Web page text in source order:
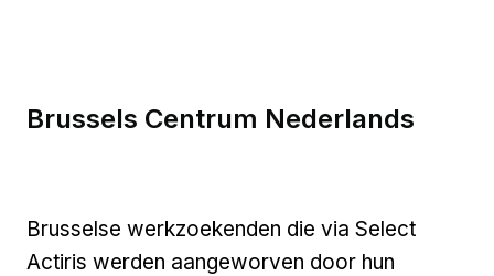
Brussels Centrum Nederlands
Brusselse werkzoekenden die via Select
Actiris werden aangeworven door hun